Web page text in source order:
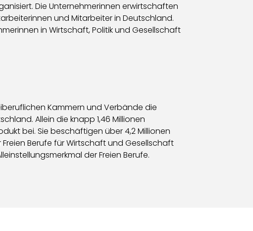
Die Unternehmerinnen erwirtschaften
und Mitarbeiter in Deutschland.
in Wirtschaft, Politik und Gesellschaft
Kammern und Verbände die
Allein die knapp 1,46 Millionen
bei. Sie beschäftigen über 4,2 Millionen
Berufe für Wirtschaft und Gesellschaft
der Freien Berufe.